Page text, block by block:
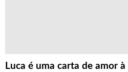
Luca é uma carta de amor